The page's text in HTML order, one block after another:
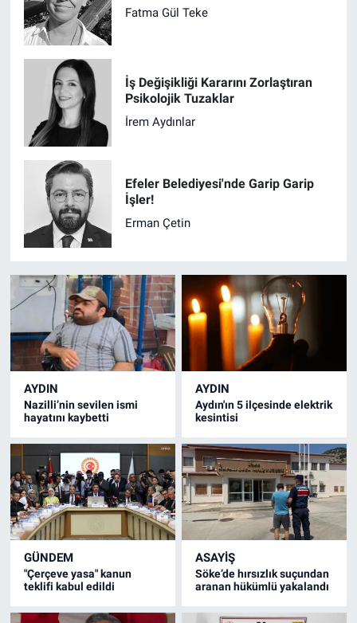
Fatma Gül Teke
İş Değişikliği Kararını Zorlaştıran
Psikolojik Tuzaklar
İrem Aydınlar
Efeler Belediyesi'nde Garip Garip
İşler!
Erman Çetin
AYDIN
Nazilli’nin sevilen ismi
hayatını kaybetti
AYDIN
Aydın'ın 5 ilçesinde elektrik
kesintisi
GÜNDEM
"Çerçeve yasa" kanun
teklifi kabul edildi
ASAYİŞ
Söke’de hırsızlık suçundan
aranan hükümlü yakalandı